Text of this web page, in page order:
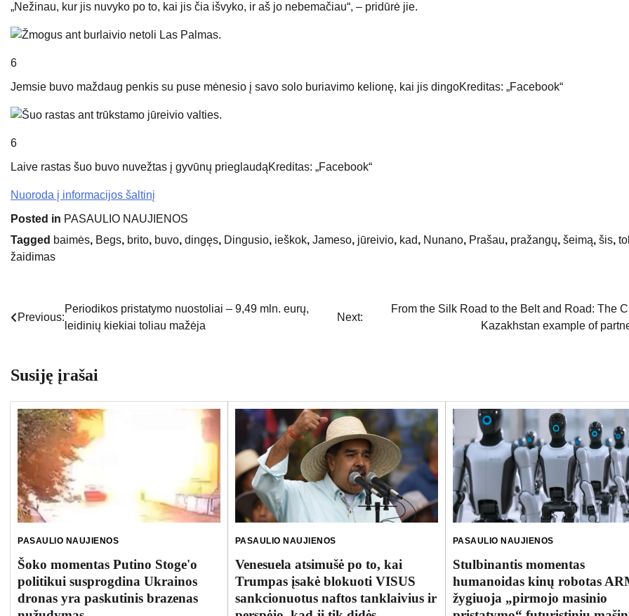
„Nežinau, kur jis nuvyko po to, kai jis čia išvyko, ir aš jo nebemačiau“, – pridūrė jie.
6
Jemsie buvo maždaug penkis su puse mėnesio į savo solo buriavimo kelionę, kai jis dingoKreditas: „Facebook“
6
Laive rastas šuo buvo nuvežtas į gyvūnų prieglaudąKreditas: „Facebook“
Nuoroda į informacijos šaltinį
Posted in PASAULIO NAUJIENOS
Tagged baimės, Begs, brito, buvo, dingęs, Dingusio, ieškok, Jameso, jūreivio, kad, Nunano, Prašau, pražangų, šeimą, šis,
žaidimas
Navigacija
Previous:
Periodikos pristatymo nuostoliai – 9,49 mln. eurų,
leidinių kiekiai toliau mažėja
Next:
From the Silk Road to the Belt and Road: The
Kazakhstan example of
Susiję įrašai
PASAULIO NAUJIENOS
Šoko momentas Putino Stoge'o
politikui susprogdina Ukrainos
dronas yra paskutinis brazenas
PASAULIO NAUJIENOS
Venesuela atsimušė po to, kai
Trumpas įsakė blokuoti VISUS
sankcionuotus naftos tanklaivius ir
PASAULIO NAUJIENOS
Stulbinantis momentas
humanoidas kinų robotas
žygiuoja „pirmojo masinio